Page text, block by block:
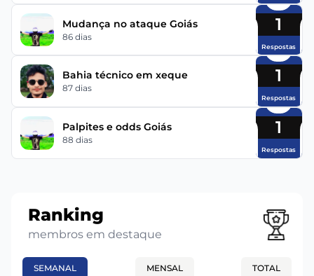
Mudança no ataque Goiás
86 dias
1
Respostas
Bahia técnico em xeque
87 dias
1
Respostas
Palpites e odds Goiás
88 dias
1
Respostas
Ranking
membros em destaque
SEMANAL MENSAL TOTAL